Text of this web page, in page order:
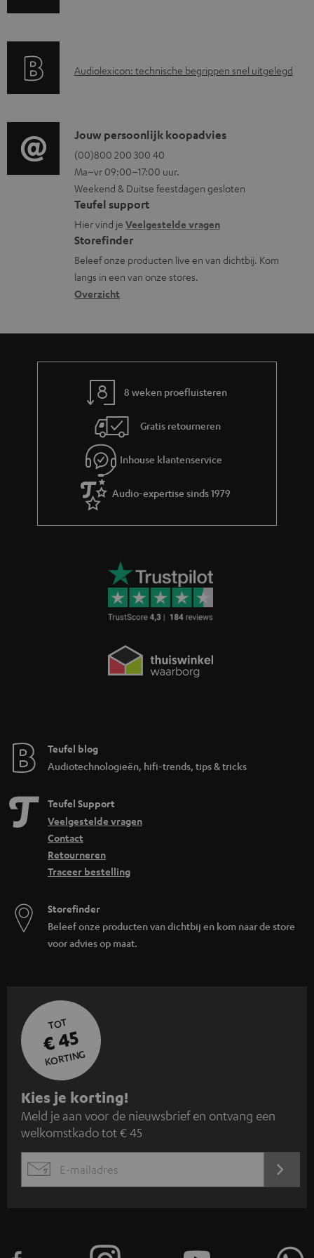
m
t
e
n
n
r
m
a
t
i
e
n
e
i
n
f
o
r
m
a
A
i
o
g
l
o
s
s
a
r
Audiolexicon: technische begrippen snel uitgelegd
C
o
n
t
a
c
t
i
n
r
Jouw persoonlijk koopadvies
(00)800 200 300 40
Ma–vr 09:00–17:00 uur.
Weekend & Duitse feestdagen gesloten
Teufel support
Hier vind je Veelgestelde vragen
Storefinder
Beleef onze producten live en van dichtbij. Kom
langs in een van onze stores.
Overzicht
8 weken proefluisteren
Gratis retourneren
Inhouse klantenservice
Audio-expertise sinds 1979
Teufel blog
Audiotechnologieën, hifi-trends, tips & tricks
Teufel Support
Veelgestelde vragen
Contact
Retourneren
Traceer bestelling
Storefinder
Beleef onze producten van dichtbij en kom naar de store
voor advies op maat.
TOT
€ 45
KORTING
A
a
n
m
e
Kies je korting!
Meld je aan voor de nieuwsbrief en ontvang een
welkomstkado tot € 45
EMAIL